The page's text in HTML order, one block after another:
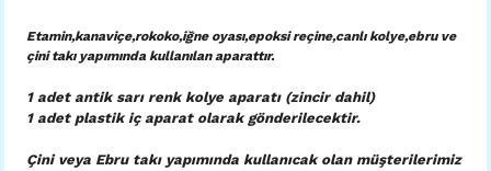
Etamin,kanaviçe,rokoko,iğne oyası,epoksi reçine,canlı kolye,ebru ve
çini takı yapımında kullanılan aparattır.
1 adet antik sarı renk kolye aparatı (zincir dahil)
1 adet plastik iç aparat olarak gönderilecektir.
Çini veya Ebru takı yapımında kullanıcak olan müşterilerimiz